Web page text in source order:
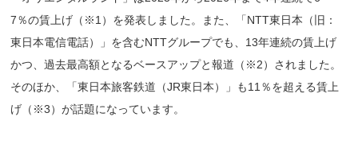
7％の賃上げ（※1）を発表しました。また、「NTT東日本（旧：
東日本電信電話）」を含むNTTグループでも、13年連続の賃上げ
かつ、過去最高額となるベースアップと報道（※2）されました。
そのほか、「東日本旅客鉄道（JR東日本）」も11％を超える賃上
げ（※3）が話題になっています。